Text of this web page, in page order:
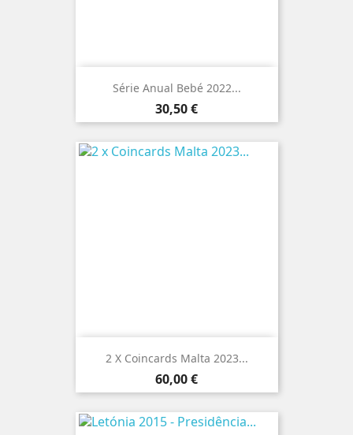
Série Anual Bebé 2022...
Preço
30,50 €
2 X Coincards Malta 2023...
Preço
60,00 €